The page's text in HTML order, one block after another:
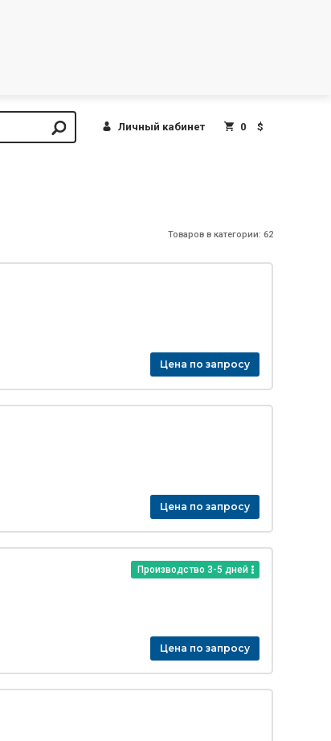
Личный кабинет 0 $
Товаров в категории: 62
Цена по запросу
Цена по запросу
Производство 3-5 дней
Цена по запросу